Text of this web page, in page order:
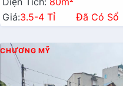
Giá:3.5-4 Tỉ Đã Có Sổ
CHƯƠNG MỸ